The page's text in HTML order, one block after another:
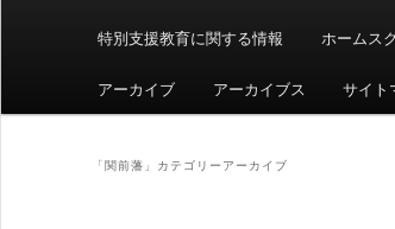
ュ
特別支援教育に関する情報 ホームス
アーカイブ アーカイブス サイト
「関前藩 」カテゴリーアーカイブ